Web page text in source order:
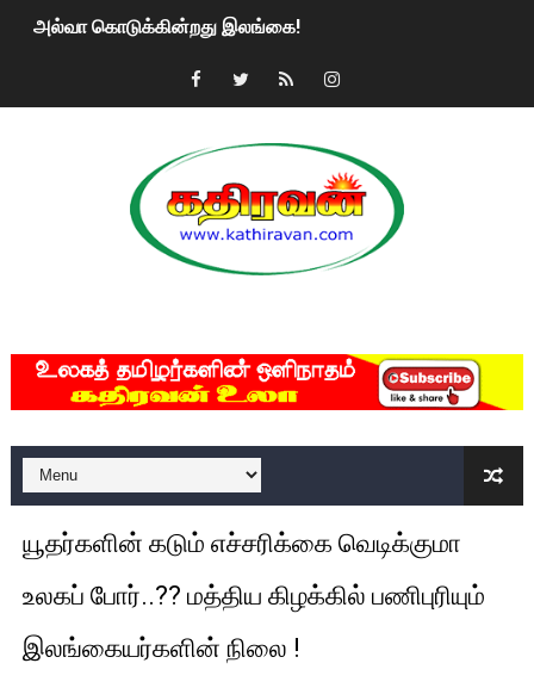
அல்வா கொடுக்கின்றது இலங்கை!
2ஆம் நாள் உக்ரைன் யுத்தம்!! எங்களைத் தனிமையில்
மகிந்த ராஜபக்சே பதவி விலக திட்டம்?
ரவுடி பேபிக்கு நடந்த தரமான சம்பவம்.. ஆபாச வீடியோக்களால்
குண்டை தூக்கிப்போட்ட ஆய்வு…. இந்தியாவின் “கோவிஷீல்டு”
யாழில் தமிழின தலைவர் பிரபாகரனின் பிறந்தநாளை
ஏர்போர்ட்டில் உதைத்த நபர் யார், என்ன நடந்தது?: உண்மையை
சீனா இலங்கையிடம் 8 மில்லியன் அமெரிக்க டொலர் நட்டஈடு
01/11/2021 Scotland ல் நடைபெறும் கண்டனப்
பாலச்சந்திரன் மற்றும் தன்னிடம் படித்த மாணவர்கள் தொடர்பில்
பிரிட்டனால் கடத்தப்படும் நிலையில் இலங்கைத் தமிழ்
யூதர்களின் கடும் எச்சரிக்கை வெடிக்குமா
உலகப் போர்..?? மத்திய கிழக்கில் பணிபுரியும்
இலங்கையர்களின் நிலை !